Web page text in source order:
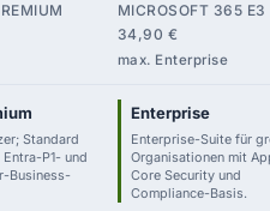
MICROSOFT 365 E3
34,90 €
max. Enterprise
Standard
P1- und
Business-
Enterprise
Enterprise-Suite für
Organisationen mit
Core Security und
Compliance-Basis.